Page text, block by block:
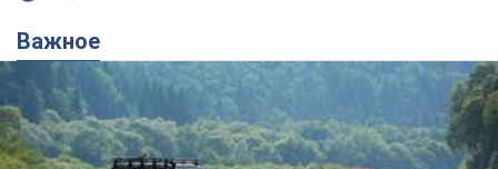
Важное